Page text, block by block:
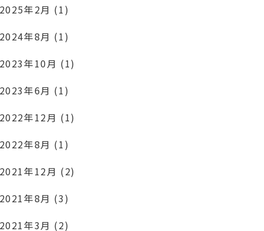
2025年2月 (1)
2024年8月 (1)
2023年10月 (1)
2023年6月 (1)
2022年12月 (1)
2022年8月 (1)
2021年12月 (2)
2021年8月 (3)
2021年3月 (2)